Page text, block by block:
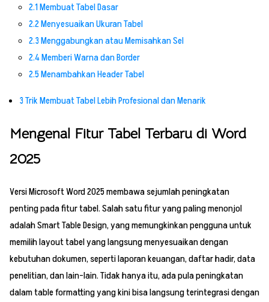
2.1Membuat Tabel Dasar
2.2Menyesuaikan Ukuran Tabel
2.3Menggabungkan atau Memisahkan Sel
2.4Memberi Warna dan Border
2.5Menambahkan Header Tabel
3Trik Membuat Tabel Lebih Profesional dan Menarik
Mengenal Fitur Tabel Terbaru di Word
2025
Versi Microsoft Word 2025 membawa sejumlah peningkatan
penting pada fitur tabel. Salah satu fitur yang paling menonjol
adalah Smart Table Design, yang memungkinkan pengguna untuk
memilih layout tabel yang langsung menyesuaikan dengan
kebutuhan dokumen, seperti laporan keuangan, daftar hadir, data
penelitian, dan lain-lain. Tidak hanya itu, ada pula peningkatan
dalam table formatting yang kini bisa langsung terintegrasi dengan